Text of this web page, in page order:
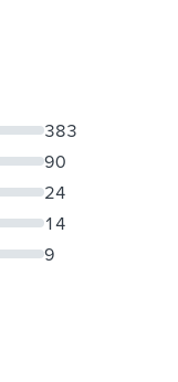
9
14
24
90
383